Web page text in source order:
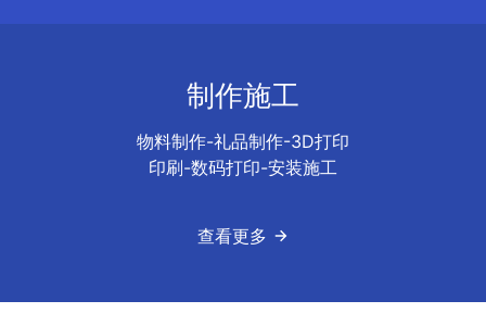
制作施工
物料制作-礼品制作-3D打印
印刷-数码打印-安装施工
查看更多